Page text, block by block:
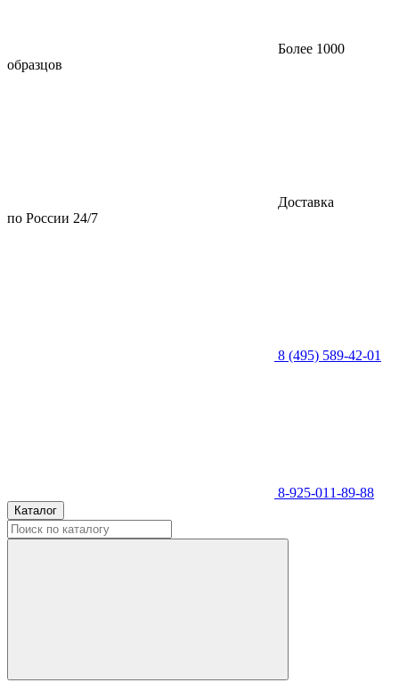
Более 1000
образцов
Доставка
по России 24/7
8 (495) 589-42-01
8-925-011-89-88
Каталог